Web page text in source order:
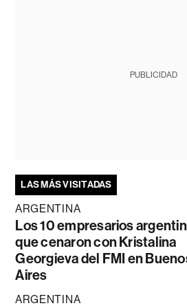
PUBLICIDAD
LAS MÁS VISITADAS
ARGENTINA
Los 10 empresarios
que cenaron con Kristalina
Georgieva del FMI en
Aires
ARGENTINA